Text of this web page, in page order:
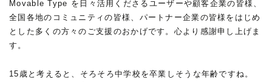
Movable Type を日々活用くださるユーザーや顧客企業の皆様、
全国各地のコミュニティの皆様、パートナー企業の皆様をはじめ
とした多くの方々のご支援のおかげです。心より感謝申し上げま
す。
15歳と考えると、そろそろ中学校を卒業しそうな年齢ですね。